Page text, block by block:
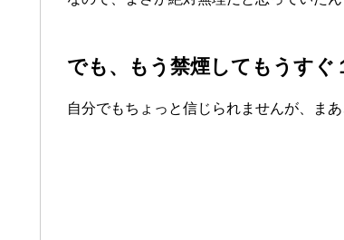
でも、もう禁煙してもうすぐ
自分でもちょっと信じられませんが、ま